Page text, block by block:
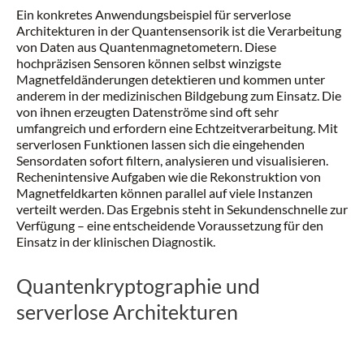
Ein konkretes Anwendungsbeispiel für serverlose
Architekturen in der Quantensensorik ist die Verarbeitung
von Daten aus Quantenmagnetometern. Diese
hochpräzisen Sensoren können selbst winzigste
Magnetfeldänderungen detektieren und kommen unter
anderem in der medizinischen Bildgebung zum Einsatz. Die
von ihnen erzeugten Datenströme sind oft sehr
umfangreich und erfordern eine Echtzeitverarbeitung. Mit
serverlosen Funktionen lassen sich die eingehenden
Sensordaten sofort filtern, analysieren und visualisieren.
Rechenintensive Aufgaben wie die Rekonstruktion von
Magnetfeldkarten können parallel auf viele Instanzen
verteilt werden. Das Ergebnis steht in Sekundenschnelle zur
Verfügung – eine entscheidende Voraussetzung für den
Einsatz in der klinischen Diagnostik.
Quantenkryptographie und
serverlose Architekturen